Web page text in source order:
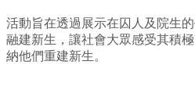
活動旨在透過展示在囚人及院生
融建新生，讓社會大眾感受其積
納他們重建新生。